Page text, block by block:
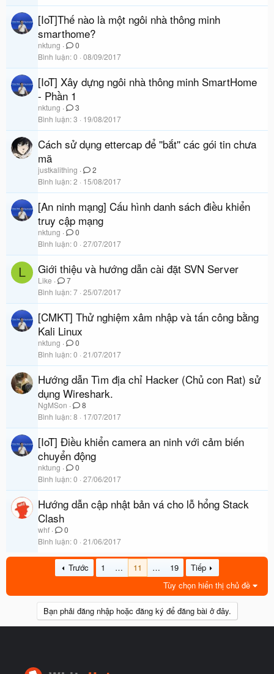
[IoT]Thế nào là một ngôi nhà thông minh
smarthome?
nktung
0
Bình luận 0 08/09/2017
[IoT] Xây dựng ngôi nhà thông minh SmartHome
- Phần 1
nktung
3
Bình luận 3 19/08/2017
Cách sử dụng ettercap để ''bắt'' các gói tin chưa
mã
justkalithing
2
Bình luận 2 15/08/2017
[An ninh mạng] Cấu hình danh sách điều khiển
truy cập mạng
nktung
0
Bình luận 0 27/07/2017
L Giới thiệu và hướng dẫn cài đặt SVN Server
Like
7
Bình luận 7 25/07/2017
[CMKT] Thử nghiệm xâm nhập và tấn công bằng
Kali Linux
nktung
0
Bình luận 0 21/07/2017
Hướng dẫn Tìm địa chỉ Hacker (Chủ con Rat) sử
dụng Wireshark.
NgMSon
8
Bình luận 8 17/07/2017
[IoT] Điều khiển camera an ninh với cảm biến
chuyển động
nktung
0
Bình luận 0 27/06/2017
Hướng dẫn cập nhật bản vá cho lỗ hổng Stack
Clash
whf
0
Bình luận 0 21/06/2017
Trước 1 … 11 … 19
Tiếp
Tùy chọn hiển thị chủ đề
Bạn phải đăng nhập hoặc đăng ký để đăng bài ở đây.